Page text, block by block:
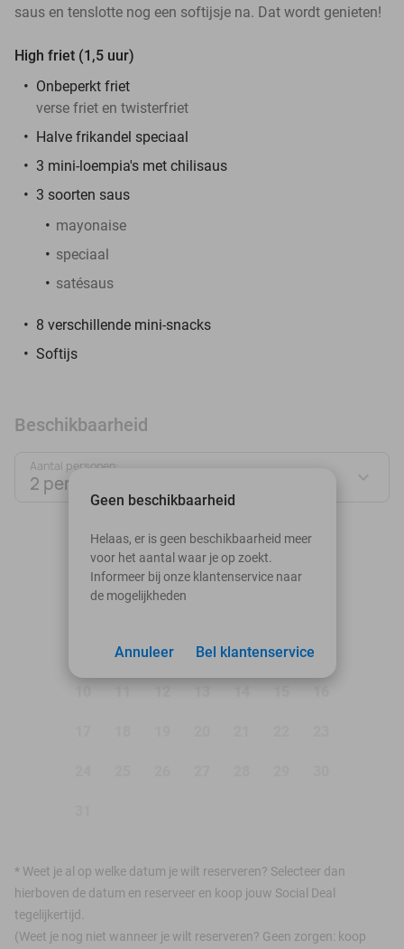
saus en tenslotte nog een softijsje na. Dat wordt genieten!
High friet (1,5 uur)
Onbeperkt friet
verse friet en twisterfriet
Halve frikandel speciaal
3 mini-loempia's met chilisaus
3 soorten saus
mayonaise
speciaal
satésaus
8 verschillende mini-snacks
Softijs
Beschikbaarheid
Aantal personen:
2 personen
augustus 2026
Ma
Di Wo Do Vr
4 5 6 7 8
* Weet je al op welke datum je wilt reserveren? Selecteer dan
hierboven de datum en reserveer en koop jouw Social Deal
tegelijkertijd.
(Weet je nog niet wanneer je wilt reserveren? Geen zorgen: koop
Geen beschikbaarheid
Helaas, er is geen beschikbaarheid meer
voor het aantal waar je op zoekt.
Informeer bij onze klantenservice naar
de mogelijkheden
Bel klantenservice
Annuleer